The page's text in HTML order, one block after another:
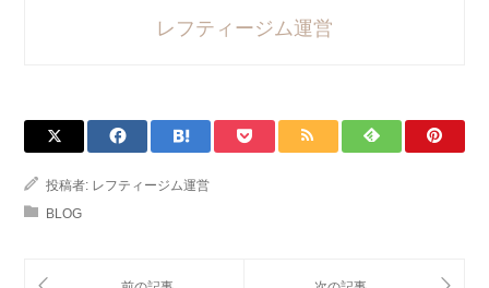
レフティージム運営
投稿者: レフティージム運営
BLOG